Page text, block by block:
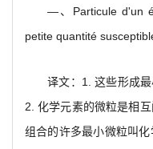
—、Particule d'un
petite quantité
译文：1. 这些形成
2. 化学元素的微粒是相
组合的许多最小微粒叫化